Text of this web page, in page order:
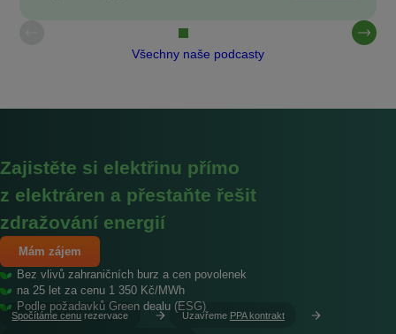
Všechny naše podcasty
Zajistěte si elektřinu přímo
z elektráren a přestaňte řešit
zdražování energií
Mám zájem
Bez vlivů zahraničních burz a cen povolenek
na 25 let za cenu 1 350 Kč/MWh
Podle požadavků Green dealu (ESG)
Spočítáme cenu rezervace Uzavřeme PPA kontrakt